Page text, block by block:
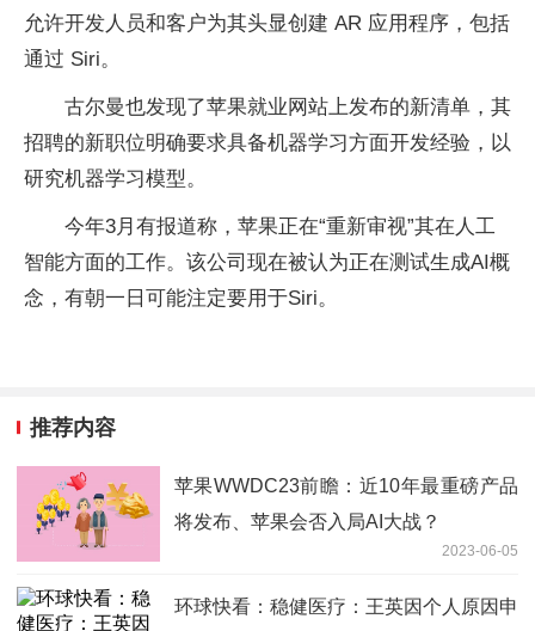
允许开发人员和客户为其头显创建 AR 应用程序，包括
通过 Siri。
古尔曼也发现了苹果就业网站上发布的新清单，其
招聘的新职位明确要求具备机器学习方面开发经验，以
研究机器学习模型。
今年3月有报道称，苹果正在“重新审视”其在人工
智能方面的工作。该公司现在被认为正在测试生成AI概
念，有朝一日可能注定要用于Siri。
推荐内容
苹果WWDC23前瞻：近10年最重磅产品
将发布、苹果会否入局AI大战？
2023-06-05
环球快看：稳健医疗：王英因个人原因申